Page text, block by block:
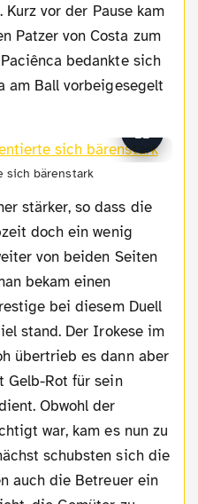
Kurz vor der Pause kam
Patzer von Costa zum
bedankte sich
am Ball vorbeigesegelt
sich bärenstark
doch ein wenig
von beiden Seiten
bekam einen
bei diesem Duell
stand. Der Irokese im
übertrieb es dann aber
Gelb-Rot für sein
Obwohl der
war, kam es nun zu
schubsten sich die
auch die Betreuer ein